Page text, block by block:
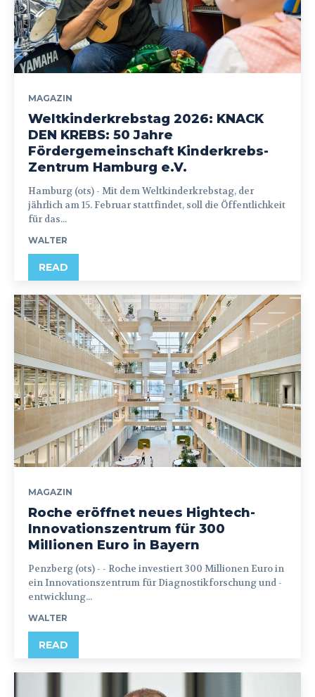
MAGAZIN
Weltkinderkrebstag 2026: KNACK
DEN KREBS: 50 Jahre
Fördergemeinschaft Kinderkrebs-
Zentrum Hamburg e.V.
Hamburg (ots) - Mit dem Weltkinderkrebstag, der
jährlich am 15. Februar stattfindet, soll die Öffentlichkeit
für das...
WALTER
READ
MAGAZIN
Roche eröffnet neues Hightech-
Innovationszentrum für 300
Millionen Euro in Bayern
Penzberg (ots) - - Roche investiert 300 Millionen Euro in
ein Innovationszentrum für Diagnostikforschung und -
entwicklung...
WALTER
READ